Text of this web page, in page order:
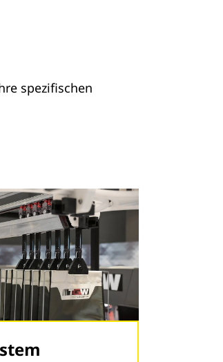
spezifischen